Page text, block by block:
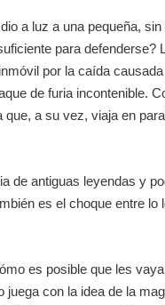
a luz a una pequeña,
para defenderse?
por la caída
de furia incontenible.
a su vez, viaja en
de antiguas leyendas y
es el choque entre lo
es posible que les
juega con la idea de la